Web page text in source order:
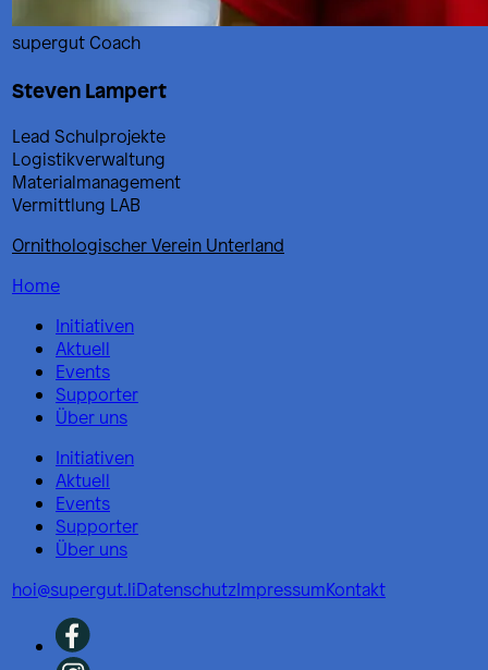
supergut Coach
Steven Lampert
Lead Schulprojekte
Logistikverwaltung
Materialmanagement
Vermittlung LAB
Ornithologischer Verein Unterland
Home
Initiativen
Aktuell
Events
Supporter
Über uns
Initiativen
Aktuell
Events
Supporter
Über uns
hoi@supergut.liDatenschutzImpressumKontakt